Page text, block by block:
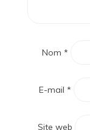
Nom *
E-mail *
Site web